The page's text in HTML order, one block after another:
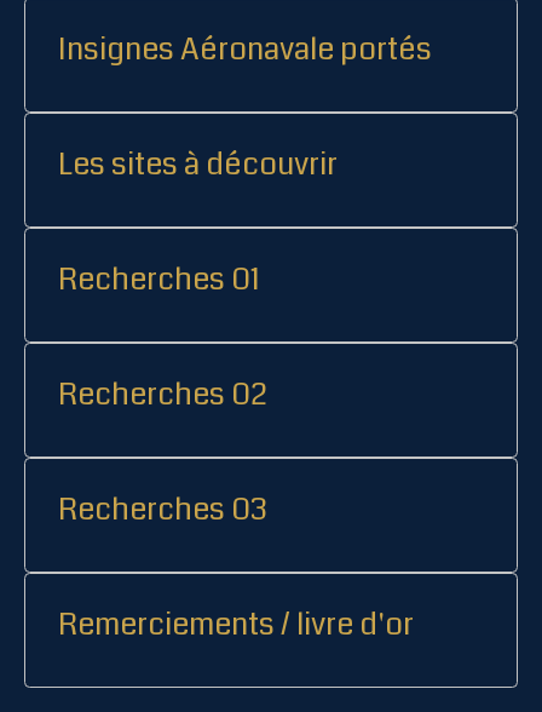
Insignes Aéronavale portés
Les sites à découvrir
Recherches 01
Recherches 02
Recherches 03
Remerciements / livre d'or